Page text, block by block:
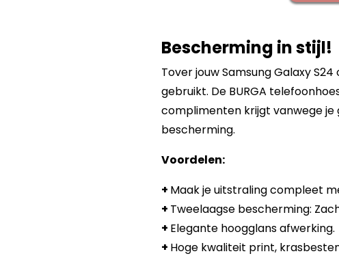
Bescherming in stijl!
Tover jouw Samsung Galaxy
gebruikt. De BURGA
complimenten krijgt vanwege je
bescherming.
Voordelen:
+ Maak je uitstraling compleet
+ Tweelaagse bescherming:
+ Elegante hoogglans afwerking.
+ Hoge kwaliteit print,